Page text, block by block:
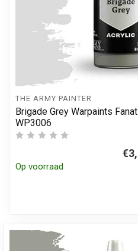
THE ARMY PAINTER
Brigade Grey Warpaints
WP3006
Op voorraad